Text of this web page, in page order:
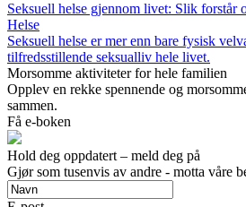
Seksuell helse gjennom livet: Slik forstår
Helse
Seksuell helse er mer enn bare fysisk
tilfredsstillende seksualliv hele livet.
Morsomme aktiviteter for hele familien
Opplev en rekke spennende og
sammen.
Få e-boken
Hold deg oppdatert – meld deg på
Gjør som tusenvis av andre - motta våre